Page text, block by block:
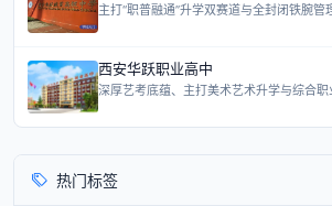
主打“职普融通”升学双赛道与全封闭铁腕管
西安华跃职业高中
深厚艺考底蕴、主打美术艺术升学与综合职
热门标签